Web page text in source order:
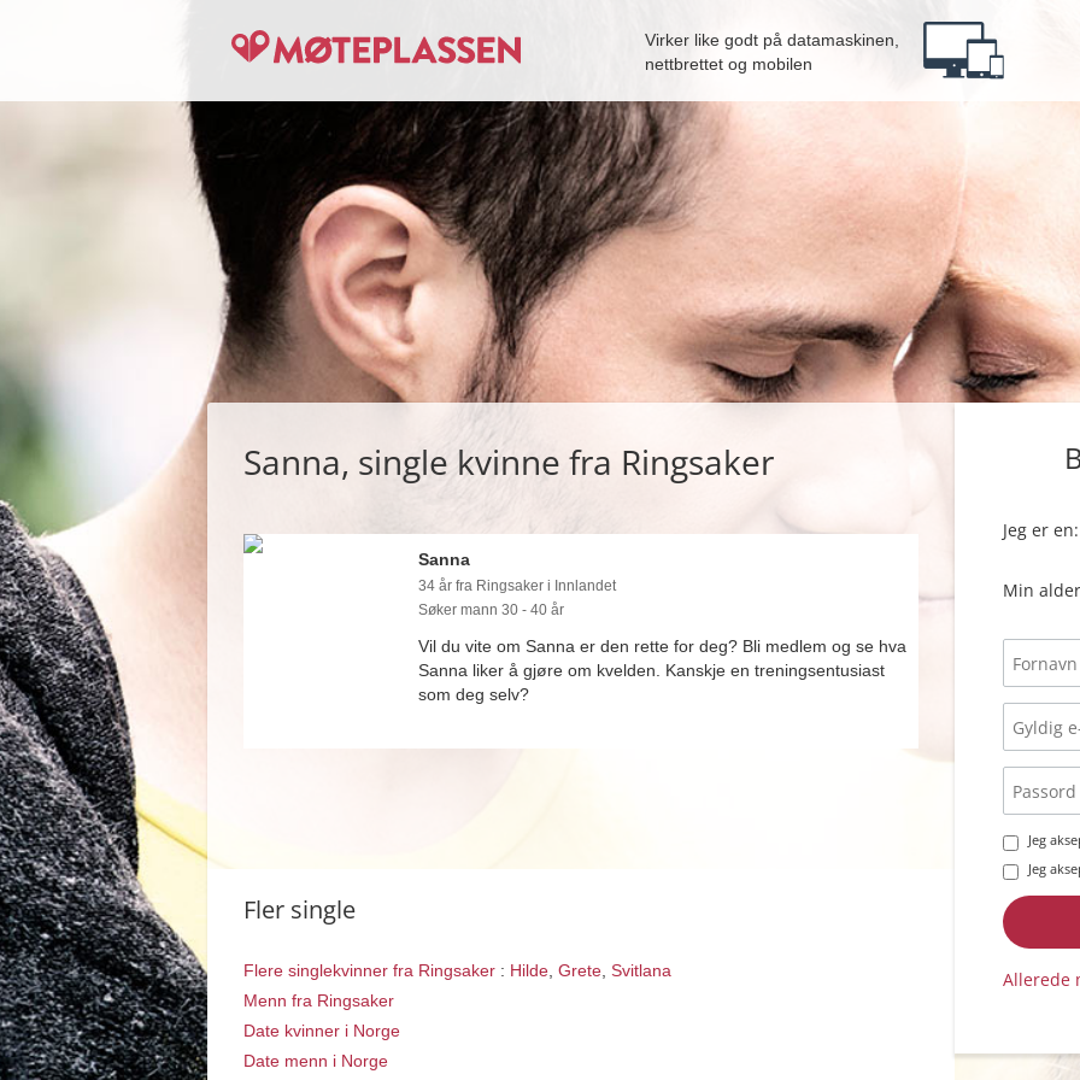
Virker like godt på datamaskinen,
nettbrettet og mobilen
Sanna, single kvinne fra Ringsaker
Sanna
34 år fra Ringsaker i Innlandet
Søker mann 30 - 40 år
Vil du vite om Sanna er den rette for deg? Bli medlem og se hva
Sanna liker å gjøre om kvelden. Kanskje en treningsentusiast
som deg selv?
Fler single
Flere singlekvinner fra Ringsaker : Hilde Grete Svitlana
Menn fra Ringsaker
Date kvinner i Norge
Date menn i Norge
Jeg er en:
Min
Jeg
Jeg
Allerede